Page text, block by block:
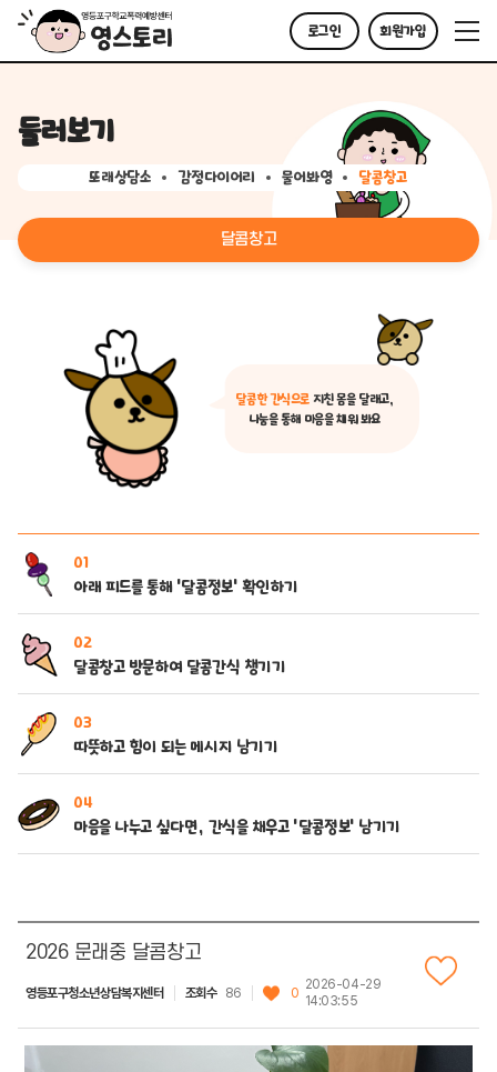
로그인 회원가입
둘러보기
또래상담소 감정다이어리 물어봐영 달콤창고
달콤창고
달콤한 간식으로 지친 몸을 달래고,
나눔을 통해 마음을 채워 봐요
01
아래 피드를 통해 ‘달콤정보’ 확인하기
02
달콤창고 방문하여 달콤간식 챙기기
03
따뜻하고 힘이 되는 메시지 남기기
04
마음을 나누고 싶다면, 간식을 채우고 ‘달콤정보’ 남기기
2026 문래중 달콤창고
영등포구청소년상담복지센터 조회수 86 0
2026-04-29
14:03:55